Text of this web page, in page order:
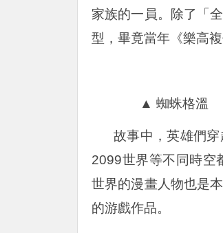
家族的一員。除了「
型，畢竟當年《樂高
▲ 蜘蛛格溫
故事中，英雄們
2099世界等不同時空
世界的漫畫人物也是
的游戲作品。